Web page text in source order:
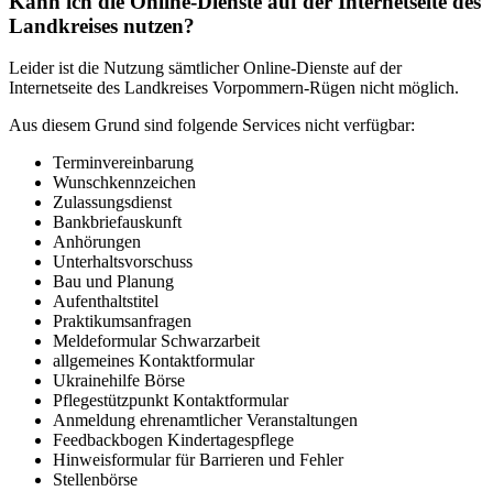
Landkreises nutzen?
Leider ist die Nutzung sämtlicher Online-Dienste auf der
Internetseite des Landkreises Vorpommern-Rügen nicht möglich.
Aus diesem Grund sind folgende Services nicht verfügbar:
Terminvereinbarung
Wunschkennzeichen
Zulassungsdienst
Bankbriefauskunft
Anhörungen
Unterhaltsvorschuss
Bau und Planung
Aufenthaltstitel
Praktikumsanfragen
Meldeformular Schwarzarbeit
allgemeines Kontaktformular
Ukrainehilfe Börse
Pflegestützpunkt Kontaktformular
Anmeldung ehrenamtlicher Veranstaltungen
Feedbackbogen Kindertagespflege
Hinweisformular für Barrieren und Fehler
Stellenbörse